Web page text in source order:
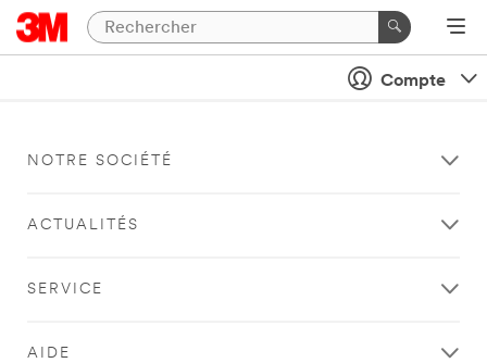
Compte
NOTRE SOCIÉTÉ
ACTUALITÉS
SERVICE
AIDE